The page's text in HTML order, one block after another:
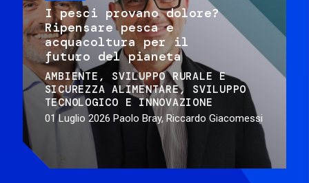
I pesci provano dolore?
Ripensare pesca e
acquacoltura per il
futuro del pianeta
AMBIENTE
SVILUPPO RURALE E
SICUREZZA ALIMENTARE
SVILUPPO
TECNOLOGICO E INNOVAZIONE
01 Luglio 2026 Paolo Bray, Riccardo Giacomessi